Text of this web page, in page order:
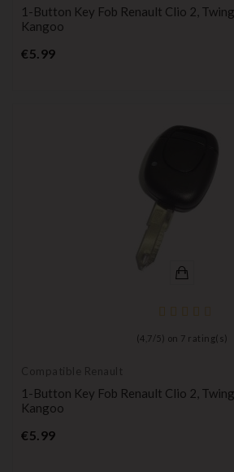
1-Button Key Fob Renault Clio 2,
Kangoo
€5.99Price
(4,7 / 5) on 7 rating(s)
Compatible Renault
1-Button Key Fob Renault Clio 2,
Kangoo
€5.99Price